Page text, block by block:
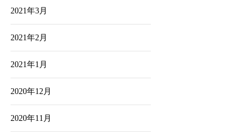
2021年3月
2021年2月
2021年1月
2020年12月
2020年11月